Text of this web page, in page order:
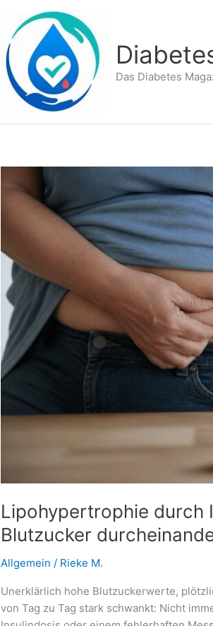
Das Diabetes
Lipohypertrophie durch
Blutzucker
Allgemein / Rieke M.
Unerklärlich hohe Blutzuckerwerte,
von Tag zu Tag stark schwankt: Nicht